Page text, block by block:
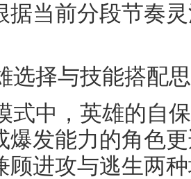
据当前分段节奏
选择与技能搭配
式中，英雄的自
爆发能力的角色
顾进攻与逃生两